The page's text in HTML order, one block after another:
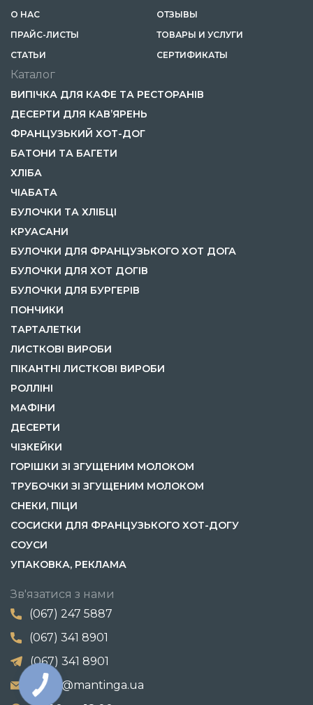
О НАС
ОТЗЫВЫ
ПРАЙС-ЛИСТЫ
ТОВАРЫ И УСЛУГИ
CТАТЬИ
СЕРТИФИКАТЫ
Каталог
ВИПІЧКА ДЛЯ КАФЕ ТА РЕСТОРАНІВ
ДЕСЕРТИ ДЛЯ КАВ’ЯРЕНЬ
ФРАНЦУЗЬКИЙ ХОТ-ДОГ
БАТОНИ ТА БАГЕТИ
ХЛІБА
ЧІАБАТА
БУЛОЧКИ ТА ХЛІБЦІ
КРУАСАНИ
БУЛОЧКИ ДЛЯ ФРАНЦУЗЬКОГО ХОТ ДОГА
БУЛОЧКИ ДЛЯ ХОТ ДОГІВ
БУЛОЧКИ ДЛЯ БУРГЕРІВ
ПОНЧИКИ
ТАРТАЛЕТКИ
ЛИСТКОВІ ВИРОБИ
ПІКАНТНІ ЛИСТКОВІ ВИРОБИ
РОЛЛІНІ
МАФІНИ
ДЕСЕРТИ
ЧІЗКЕЙКИ
ГОРІШКИ ЗІ ЗГУЩЕНИМ МОЛОКОМ
ТРУБОЧКИ ЗІ ЗГУЩЕНИМ МОЛОКОМ
СНЕКИ, ПІЦИ
СОСИСКИ ДЛЯ ФРАНЦУЗЬКОГО ХОТ-ДОГУ
СОУСИ
УПАКОВКА, РЕКЛАМА
Зв'язатися з нами
(067) 247 5887
(067) 341 8901
(067) 341 8901
zakaz@mantinga.ua